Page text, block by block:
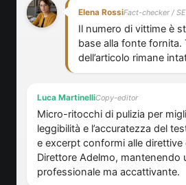
Elena RossiFact-checker /
Il numero di vittime è
base alla fonte fornita.
dell’articolo rimane
Luca MartinelliCopy-editor
Micro-ritocchi di pulizia per
leggibilità e l’accuratezza del
e excerpt conformi alle direttive
Direttore Adelmo, mantenendo
professionale ma accattivante.